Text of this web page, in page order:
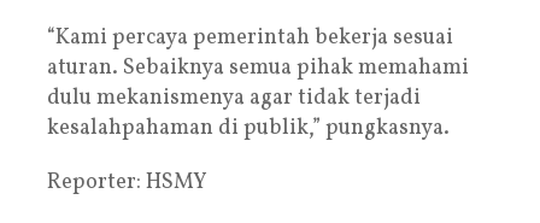
“Kami percaya pemerintah bekerja sesuai
aturan. Sebaiknya semua pihak memahami
dulu mekanismenya agar tidak terjadi
kesalahpahaman di publik,” pungkasnya.
Reporter: HSMY